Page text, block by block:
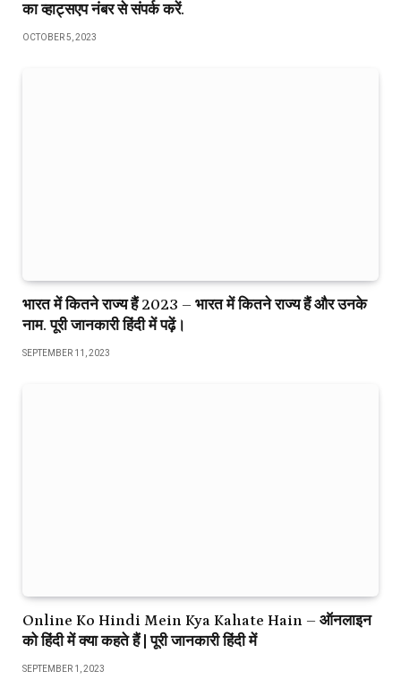
का व्हाट्सएप नंबर से संपर्क करें.
OCTOBER 5, 2023
भारत में कितने राज्य हैं 2023 – भारत में कितने राज्य हैं और उनके
नाम. पूरी जानकारी हिंदी में पढ़ें।
SEPTEMBER 11, 2023
Online Ko Hindi Mein Kya Kahate Hain – ऑनलाइन
को हिंदी में क्या कहते हैं | पूरी जानकारी हिंदी में
SEPTEMBER 1, 2023